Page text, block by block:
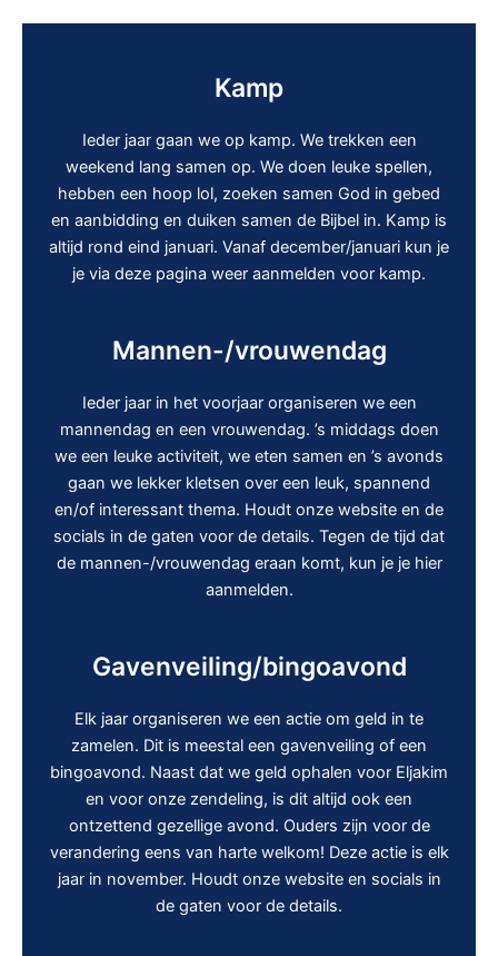
Kamp
Ieder jaar gaan we op kamp. We trekken een
weekend lang samen op. We doen leuke spellen,
hebben een hoop lol, zoeken samen God in gebed
en aanbidding en duiken samen de Bijbel in. Kamp is
altijd rond eind januari. Vanaf december/januari kun je
je via deze pagina weer aanmelden voor kamp.
Mannen-/vrouwendag
Ieder jaar in het voorjaar organiseren we een
mannendag en een vrouwendag. ’s middags doen
we een leuke activiteit, we eten samen en ’s avonds
gaan we lekker kletsen over een leuk, spannend
en/of interessant thema. Houdt onze website en de
socials in de gaten voor de details. Tegen de tijd dat
de mannen-/vrouwendag eraan komt, kun je je hier
aanmelden.
Gavenveiling/bingoavond
Elk jaar organiseren we een actie om geld in te
zamelen. Dit is meestal een gavenveiling of een
bingoavond. Naast dat we geld ophalen voor Eljakim
en voor onze zendeling, is dit altijd ook een
ontzettend gezellige avond. Ouders zijn voor de
verandering eens van harte welkom! Deze actie is elk
jaar in november. Houdt onze website en socials in
de gaten voor de details.